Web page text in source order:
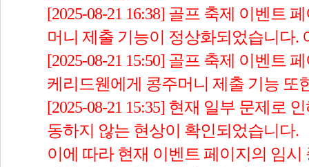
[2025-08-21 16:38] 골프 축제 이벤트
머니 제출 기능이 정상화되었습니다.
[2025-08-21 15:50] 골프 축제 이벤트
케리드웬에게 콩주머니 제출 기능 또
[2025-08-21 15:35] 현재 일부 문제로
동하지 않는 현상이 확인되었습니다.
이에 따라 현재 이벤트 페이지의 임